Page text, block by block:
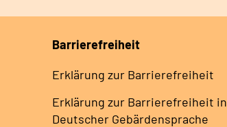
Barrierefreiheit
Erklärung zur Barrierefreiheit
Erklärung zur Barrierefreiheit in
Deutscher Gebärdensprache